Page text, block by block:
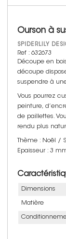
Ourson à
SPIDERLILY
Ref : 632673
Découpe en
découpe
suspendre à
Vous pourrez
peinture,
de paillettes.
rendu plus
Thème : Noël /
Epaisseur : 3
Dimensions
Matière